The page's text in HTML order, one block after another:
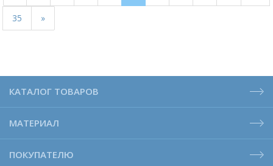
35 »
КАТАЛОГ ТОВАРОВ
МАТЕРИАЛ
ПОКУПАТЕЛЮ